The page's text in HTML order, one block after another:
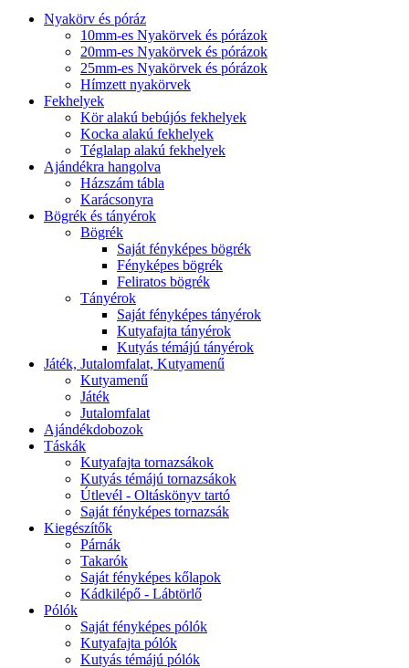
Nyakörv és póráz
10mm-es Nyakörvek és pórázok
20mm-es Nyakörvek és pórázok
25mm-es Nyakörvek és pórázok
Hímzett nyakörvek
Fekhelyek
Kör alakú bebújós fekhelyek
Kocka alakú fekhelyek
Téglalap alakú fekhelyek
Ajándékra hangolva
Házszám tábla
Karácsonyra
Bögrék és tányérok
Bögrék
Saját fényképes bögrék
Fényképes bögrék
Feliratos bögrék
Tányérok
Saját fényképes tányérok
Kutyafajta tányérok
Kutyás témájú tányérok
Játék, Jutalomfalat, Kutyamenű
Kutyamenű
Játék
Jutalomfalat
Ajándékdobozok
Táskák
Kutyafajta tornazsákok
Kutyás témájú tornazsákok
Útlevél - Oltáskönyv tartó
Saját fényképes tornazsák
Kiegészítők
Párnák
Takarók
Saját fényképes kőlapok
Kádkilépő - Lábtörlő
Pólók
Saját fényképes pólók
Kutyafajta pólók
Kutyás témájú pólók